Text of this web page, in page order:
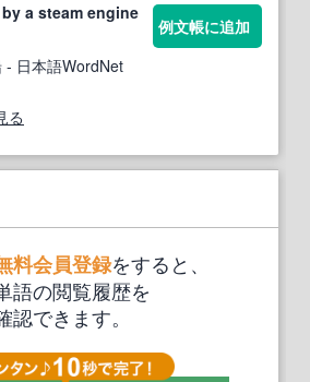
by a steam engine
- 日本語WordNet
例文帳に追加
る
料会員登録をすると、
語の閲覧履歴を
認できます。